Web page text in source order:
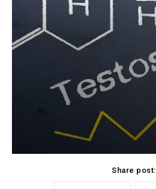
Share post: